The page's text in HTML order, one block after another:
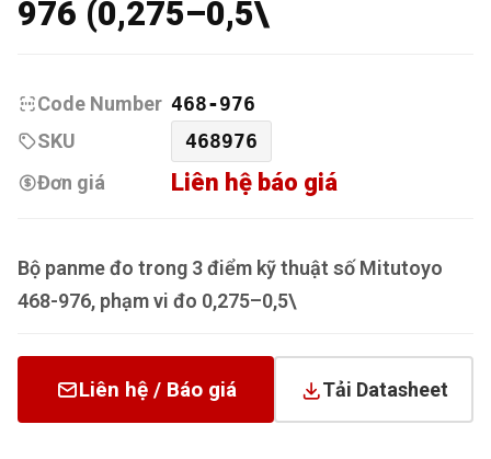
976 (0,275–0,5\
Code Number 468-976
SKU
468976
Đơn giá
Liên hệ báo giá
Bộ panme đo trong 3 điểm kỹ thuật số Mitutoyo
468-976, phạm vi đo 0,275–0,5\
Liên hệ / Báo giá Tải Datasheet